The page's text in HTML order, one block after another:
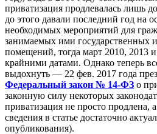
приватизация продлевалась лишь
до этого давали последний год на
необходимых мероприятий для
занимаемых ими государственных
помещений, тогда март 2010, 2013
крайними датами. Однако теперь
выдохнуть — 22 фев. 2017 года
Федеральный закон № 14-ФЗ о
законную силу некоторых
приватизация не просто продлена,
сведения в статье достаточно
опубликования).